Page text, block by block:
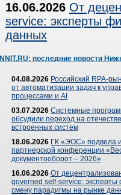
16.06.2026 От
service: эксперты
данных
NNIT.RU: последние новости
04.08.2026 Российский RPA-
от автоматизации задач к
процессами и AI
03.07.2026 Системные
обсудили переход на
встроенных систем
18.06.2026 ГК «ЭОС» подвела
партнерской конференции
документооборот – 2026»
16.06.2026 От
governed self-service: эксперты
смену парадигмы на рынке